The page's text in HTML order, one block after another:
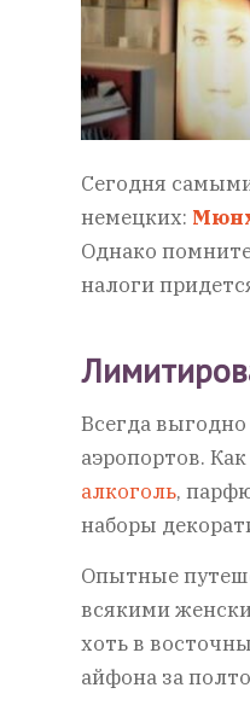
Сегодня
немецких:
Однако
налоги
Всегда
аэропортов.
алкоголь,
наборы
Опытные
всякими
хоть в
айфона за